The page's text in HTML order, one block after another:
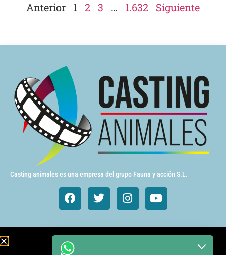
Anterior 1 2 3 … 1.632 Siguiente
Casting animales es una empresa del grupo Fauna y acción S.L.
Animales de cine y TV